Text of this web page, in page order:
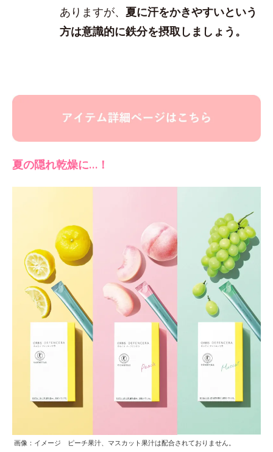
ありますが、 夏に汗をかきやすいという
方は意識的に鉄分を摂取しましょう。
夏の隠れ乾燥に…！
画像：イメージ ピーチ果汁、マスカット果汁は配合されておりません。